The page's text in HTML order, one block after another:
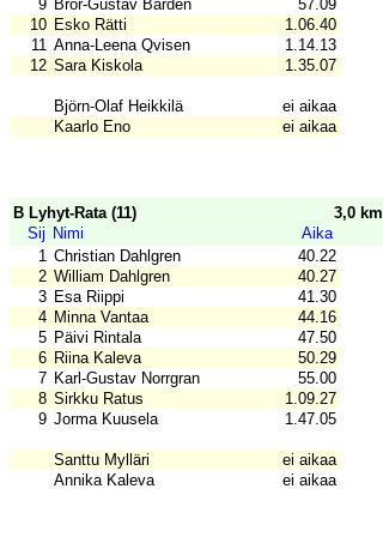
9 Bror-Gustav Bärden
57.09
10 Esko Rätti
1.06.40
11 Anna-Leena Qvisen
1.14.13
12 Sara Kiskola 1.35.07
Björn-Olaf Heikkilä
ei aikaa
Kaarlo Eno
ei aikaa
B Lyhyt-Rata (11) 3,0 km
Sij Nimi
Aika
1 Christian Dahlgren
40.22
2 William Dahlgren
40.27
3 Esa Riippi
41.30
4 Minna Vantaa
44.16
5 Päivi Rintala
47.50
6 Riina Kaleva
50.29
7 Karl-Gustav Norrgran
55.00
8 Sirkku Ratus
1.09.27
9 Jorma Kuusela 1.47.05
Santtu Mylläri
ei aikaa
Annika Kaleva
ei aikaa